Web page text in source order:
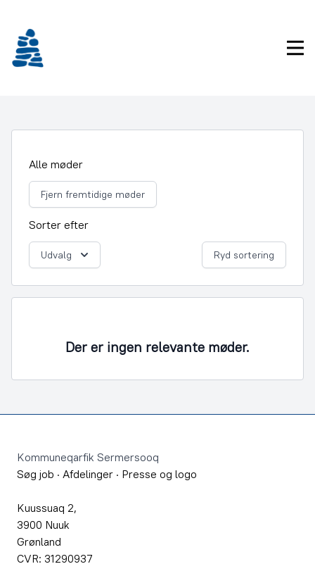
indhold
Alle møder
Fjern fremtidige møder
Sorter efter
Udvalg Ryd sortering
Der er ingen relevante møder.
Kommuneqarfik Sermersooq
Søg job · Afdelinger · Presse og logo
Kuussuaq 2,
3900 Nuuk
Grønland
CVR: 31290937